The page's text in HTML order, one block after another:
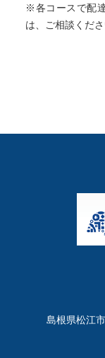
※各コースで配
は、ご相談くださ
島根県松江